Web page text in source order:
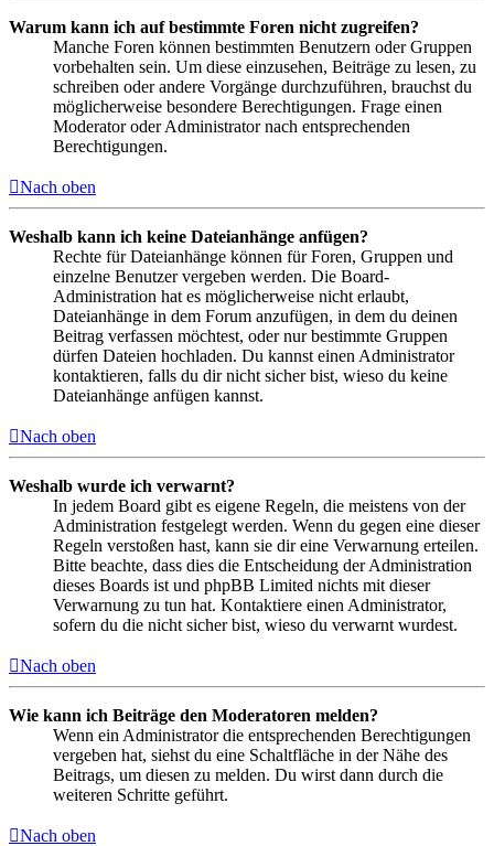
Warum kann ich auf bestimmte Foren nicht zugreifen?
Manche Foren können bestimmten Benutzern oder Gruppen
vorbehalten sein. Um diese einzusehen, Beiträge zu lesen, zu
schreiben oder andere Vorgänge durchzuführen, brauchst du
möglicherweise besondere Berechtigungen. Frage einen
Moderator oder Administrator nach entsprechenden
Berechtigungen.
Nach oben
Weshalb kann ich keine Dateianhänge anfügen?
Rechte für Dateianhänge können für Foren, Gruppen und
einzelne Benutzer vergeben werden. Die Board-
Administration hat es möglicherweise nicht erlaubt,
Dateianhänge in dem Forum anzufügen, in dem du deinen
Beitrag verfassen möchtest, oder nur bestimmte Gruppen
dürfen Dateien hochladen. Du kannst einen Administrator
kontaktieren, falls du dir nicht sicher bist, wieso du keine
Dateianhänge anfügen kannst.
Nach oben
Weshalb wurde ich verwarnt?
In jedem Board gibt es eigene Regeln, die meistens von der
Administration festgelegt werden. Wenn du gegen eine dieser
Regeln verstoßen hast, kann sie dir eine Verwarnung erteilen.
Bitte beachte, dass dies die Entscheidung der Administration
dieses Boards ist und phpBB Limited nichts mit dieser
Verwarnung zu tun hat. Kontaktiere einen Administrator,
sofern du die nicht sicher bist, wieso du verwarnt wurdest.
Nach oben
Wie kann ich Beiträge den Moderatoren melden?
Wenn ein Administrator die entsprechenden Berechtigungen
vergeben hat, siehst du eine Schaltfläche in der Nähe des
Beitrags, um diesen zu melden. Du wirst dann durch die
weiteren Schritte geführt.
Nach oben